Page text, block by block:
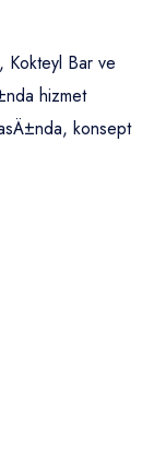
Kokteyl Bar ve
hizmet
konsept